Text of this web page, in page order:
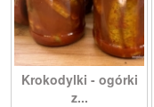
Krokodylki - ogórki
z...